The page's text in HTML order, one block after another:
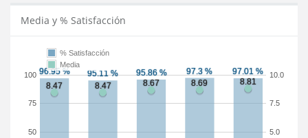
Media y % Satisfacción
50
75
100
5.0
7.5
10.0
% Satisfacción
Media